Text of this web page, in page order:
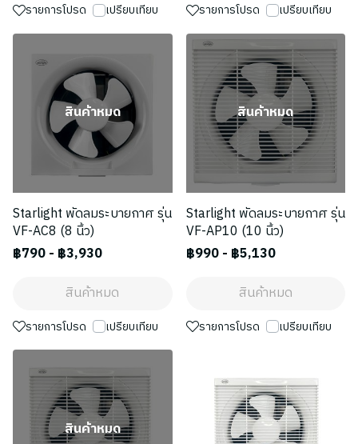
รายการโปรด เปรียบเทียบ รายการโปรด เปรียบเทียบ
สินค้าหมด
Starlight พัดลมระบายกาศ รุ่น
VF-AC8 (8 นิ้ว)
฿790- ฿3,930
สินค้าหมด
รายการโปรด เปรียบเทียบ
สินค้าหมด
Starlight พัดลมระบายกาศ รุ่น
VF-AP10 (10 นิ้ว)
฿990- ฿5,130
สินค้าหมด
รายการโปรด เปรียบเทียบ
สินค้าหมด